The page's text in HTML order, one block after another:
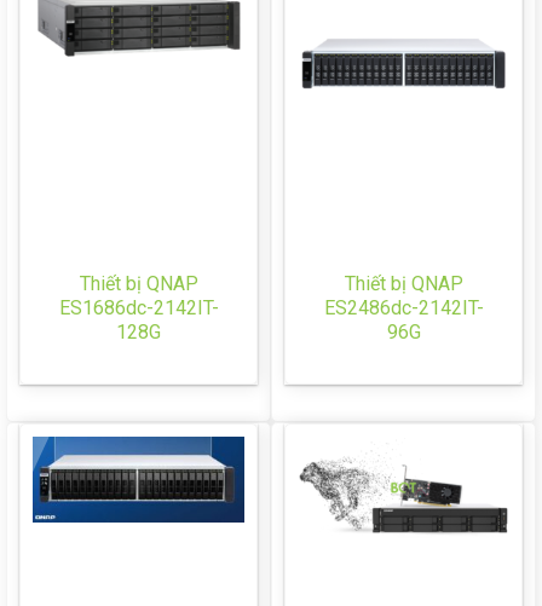
Thiết bị QNAP
ES1686dc-2142IT-
128G
Thiết bị QNAP
ES2486dc-2142IT-
96G